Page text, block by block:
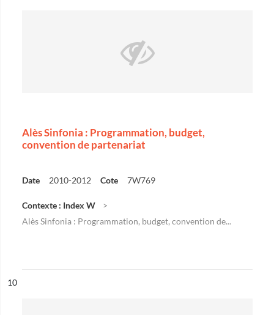
Alès Sinfonia : Programmation, budget,
convention de partenariat
Date 2010-2012 Cote 7W769
Contexte : Index W
Alès Sinfonia : Programmation, budget, convention de...
n°
10